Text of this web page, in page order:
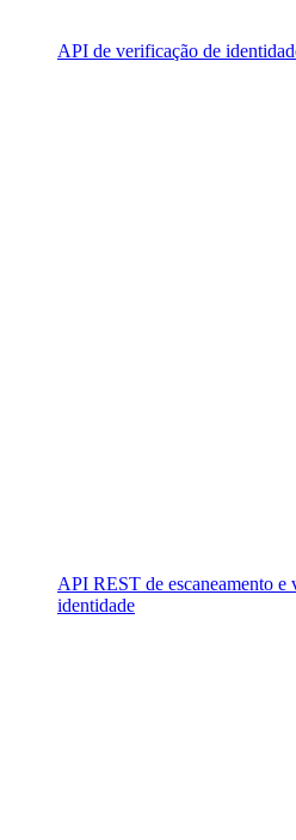
API de verificação de
API REST de escaneamento e
identidade